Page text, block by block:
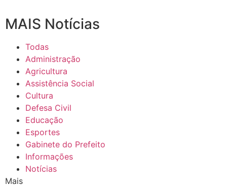
MAIS Notícias
Todas
Administração
Agricultura
Assistência Social
Cultura
Defesa Civil
Educação
Esportes
Gabinete do Prefeito
Informações
Notícias
Mais